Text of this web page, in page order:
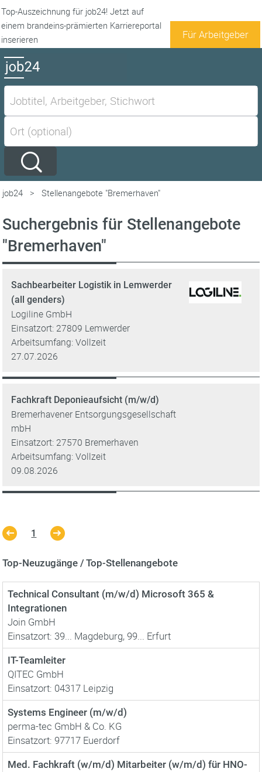
Top-Auszeichnung für job24! Jetzt auf
einem brandeins-prämierten Karriereportal
inserieren
Für Arbeitgeber
job24 >Stellenangebote "Bremerhaven"
Top-Neuzugänge / Top-Stellenangebote
Technical Consultant (m/w/d) Microsoft 365 &
Integrationen
Join GmbH
Einsatzort: 39... Magdeburg, 99... Erfurt
IT-Teamleiter
QITEC GmbH
Einsatzort: 04317 Leipzig
Systems Engineer (m/w/d)
perma-tec GmbH & Co. KG
Einsatzort: 97717 Euerdorf
Med. Fachkraft (w/m/d) Mitarbeiter (w/m/d) für HNO-
Suchergebnis für Stellenangebote
"Bremerhaven"
Sachbearbeiter Logistik in Lemwerder
(all genders)
Logiline GmbH
Einsatzort: 27809 Lemwerder
Arbeitsumfang: Vollzeit
27.07.2026
Fachkraft Deponieaufsicht (m/w/d)
Bremerhavener Entsorgungsgesellschaft
mbH
Einsatzort: 27570 Bremerhaven
Arbeitsumfang: Vollzeit
09.08.2026
1